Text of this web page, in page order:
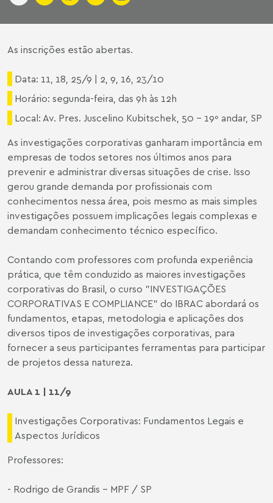
As inscrições estão abertas.
Data: 11, 18, 25/9 | 2, 9, 16, 23/10
Horário: segunda-feira, das 9h às 12h
Local: Av. Pres. Juscelino Kubitschek, 50 - 19º andar, SP
As investigações corporativas ganharam importância em
empresas de todos setores nos últimos anos para
prevenir e administrar diversas situações de crise. Isso
gerou grande demanda por profissionais com
conhecimentos nessa área, pois mesmo as mais simples
investigações possuem implicações legais complexas e
demandam conhecimento técnico específico.
Contando com professores com profunda experiência
prática, que têm conduzido as maiores investigações
corporativas do Brasil, o curso "INVESTIGAÇÕES
CORPORATIVAS E COMPLIANCE" do IBRAC abordará os
fundamentos, etapas, metodologia e aplicações dos
diversos tipos de investigações corporativas, para
fornecer a seus participantes ferramentas para participar
de projetos dessa natureza.
AULA 1 | 11/9
Investigações Corporativas: Fundamentos Legais e
Aspectos Jurídicos
Professores:
- Rodrigo de Grandis - MPF / SP